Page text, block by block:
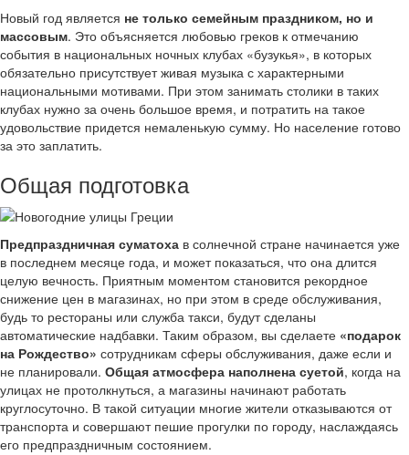
Новый год является не только семейным праздником, но и
массовым. Это объясняется любовью греков к отмечанию
события в национальных ночных клубах «бузукья», в которых
обязательно присутствует живая музыка с характерными
национальными мотивами. При этом занимать столики в таких
клубах нужно за очень большое время, и потратить на такое
удовольствие придется немаленькую сумму. Но население готово
за это заплатить.
Общая подготовка
Предпраздничная суматоха в солнечной стране начинается уже
в последнем месяце года, и может показаться, что она длится
целую вечность. Приятным моментом становится рекордное
снижение цен в магазинах, но при этом в среде обслуживания,
будь то рестораны или служба такси, будут сделаны
автоматические надбавки. Таким образом, вы сделаете «подарок
на Рождество» сотрудникам сферы обслуживания, даже если и
не планировали. Общая атмосфера наполнена суетой, когда на
улицах не протолкнуться, а магазины начинают работать
круглосуточно. В такой ситуации многие жители отказываются от
транспорта и совершают пешие прогулки по городу, наслаждаясь
его предпраздничным состоянием.